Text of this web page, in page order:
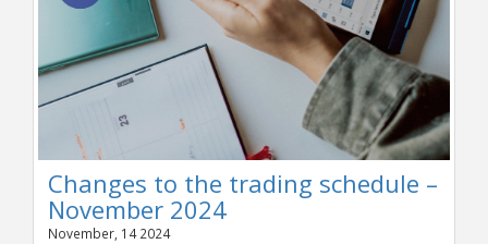
Changes to the trading schedule –
November 2024
November, 14 2024